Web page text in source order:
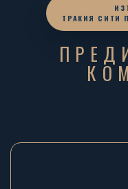
ТРАКИЯ СИТИ